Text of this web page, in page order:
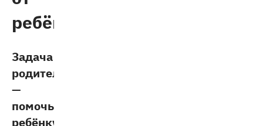
ребёнка
Задача
родителя
—
помочь
ребёнку